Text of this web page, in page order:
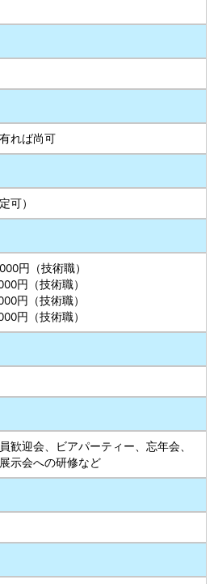
れば尚可
可）
円（技術職）
円（技術職）
円（技術職）
円（技術職）
歓迎会、ビアパーティー、忘年会、
示会への研修など